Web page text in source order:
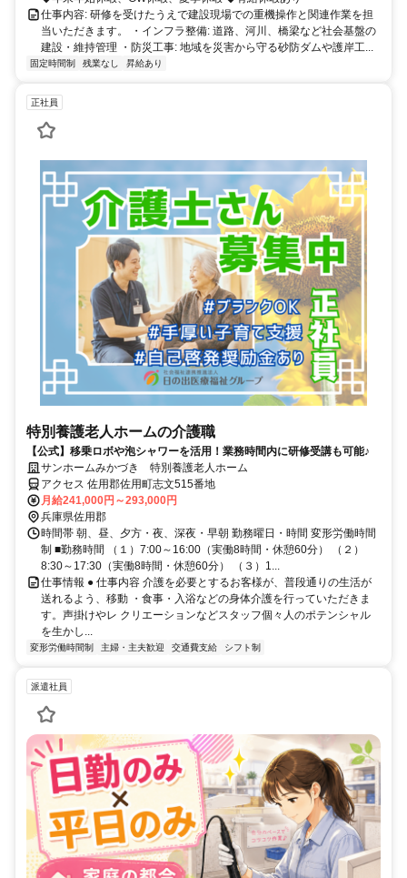
仕事内容: 研修を受けたうえで建設現場での重機操作と関連作業を担
当いただきます。 ・インフラ整備: 道路、河川、橋梁など社会基盤の
建設・維持管理 ・防災工事: 地域を災害から守る砂防ダムや護岸工...
固定時間制 残業なし 昇給あり
正社員
特別養護老人ホームの介護職
【公式】移乗ロボや泡シャワーを活用！業務時間内に研修受講も可能♪
サンホームみかづき 特別養護老人ホーム
アクセス 佐用郡佐用町志文515番地
月給241,000円～293,000円
兵庫県佐用郡
時間帯 朝、昼、夕方・夜、深夜・早朝 勤務曜日・時間 変形労働時間
制 ■勤務時間 （１）7:00～16:00（実働8時間・休憩60分） （２）
8:30～17:30（実働8時間・休憩60分） （３）1...
仕事情報 ● 仕事内容 介護を必要とするお客様が、普段通りの生活が
送れるよう、移動 ・食事・入浴などの身体介護を行っていただきま
す。声掛けやレ クリエーションなどスタッフ個々人のポテンシャル
を生かし...
変形労働時間制 主婦・主夫歓迎 交通費支給 シフト制
派遣社員